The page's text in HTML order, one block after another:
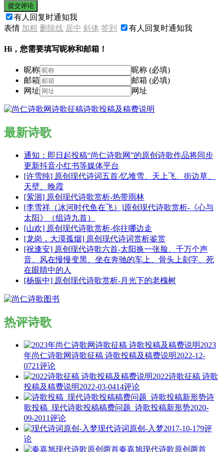
提交评论
有人回复时通知我
表情 加粗 删除线 居中 斜体 签到 有人回复时通知我
Hi，您需要填写昵称和邮箱！
昵称
昵称 (必填)
邮箱
邮箱 (必填)
网址
网址
最新诗歌
通知：即日起投稿“尚仁诗歌网”的原创诗歌作品将同步
更新抖音小红书等媒体平台
[许雪纯] 原创现代诗词五首-忆堆雪、天上飞、街边草、
天壁、晚霞
[萦洄] 原创现代诗歌赏析-热带雨林
[李雪祥（冰河时代鱼在飞）]原创现代诗歌赏析-《心与
太阳》（组诗九首）
[山欢] 原创现代诗歌赏析-你往哪边走
[龙岗，大漠孤烟] 原创现代诗词赏析鉴赏
[祝逢安] 原创现代诗歌六首-太阳换一张脸、千万个声
音、风在慢慢变黑、坐在奔驰的车上、骨头上刻字、死
在眼睛中的人
[杨振中] 原创现代诗歌赏析-月光下的老槐树
热评诗歌
2023
年尚仁诗歌网诗歌征稿 诗歌投稿及稿费说明2022-12-
0721评论
2022诗歌征稿 诗歌
投稿及稿费说明2022-03-0414评论
诗
歌投稿_现代诗歌投稿稿费问题_诗歌投稿新形势2020-
09-2011评论
现代诗词原创-入梦2017-10-179评
论
秦嘉旭现代诗歌原创两首